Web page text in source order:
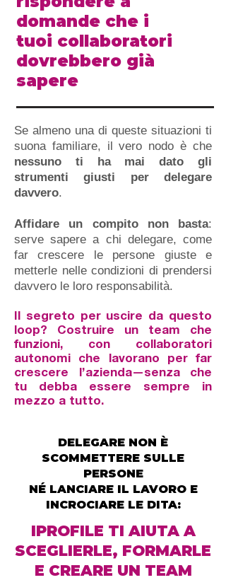
domande che i
tuoi collaboratori
dovrebbero già
sapere
Se almeno una di queste situazioni ti
suona familiare, il vero nodo è che
nessuno ti ha mai dato gli
strumenti giusti per delegare
davvero.
Affidare un compito non basta:
serve sapere a chi delegare, come
far crescere le persone giuste e
metterle nelle condizioni di prendersi
davvero le loro responsabilità.
Il segreto per uscire da questo
loop? Costruire un team che
funzioni, con collaboratori
autonomi che lavorano per far
crescere l’azienda—senza che
tu debba essere sempre in
mezzo a tutto.
DELEGARE NON È
SCOMMETTERE SULLE
PERSONE
NÉ LANCIARE IL LAVORO E
INCROCIARE LE DITA:
IPROFILE TI AIUTA A
SCEGLIERLE, FORMARLE
E CREARE UN TEAM